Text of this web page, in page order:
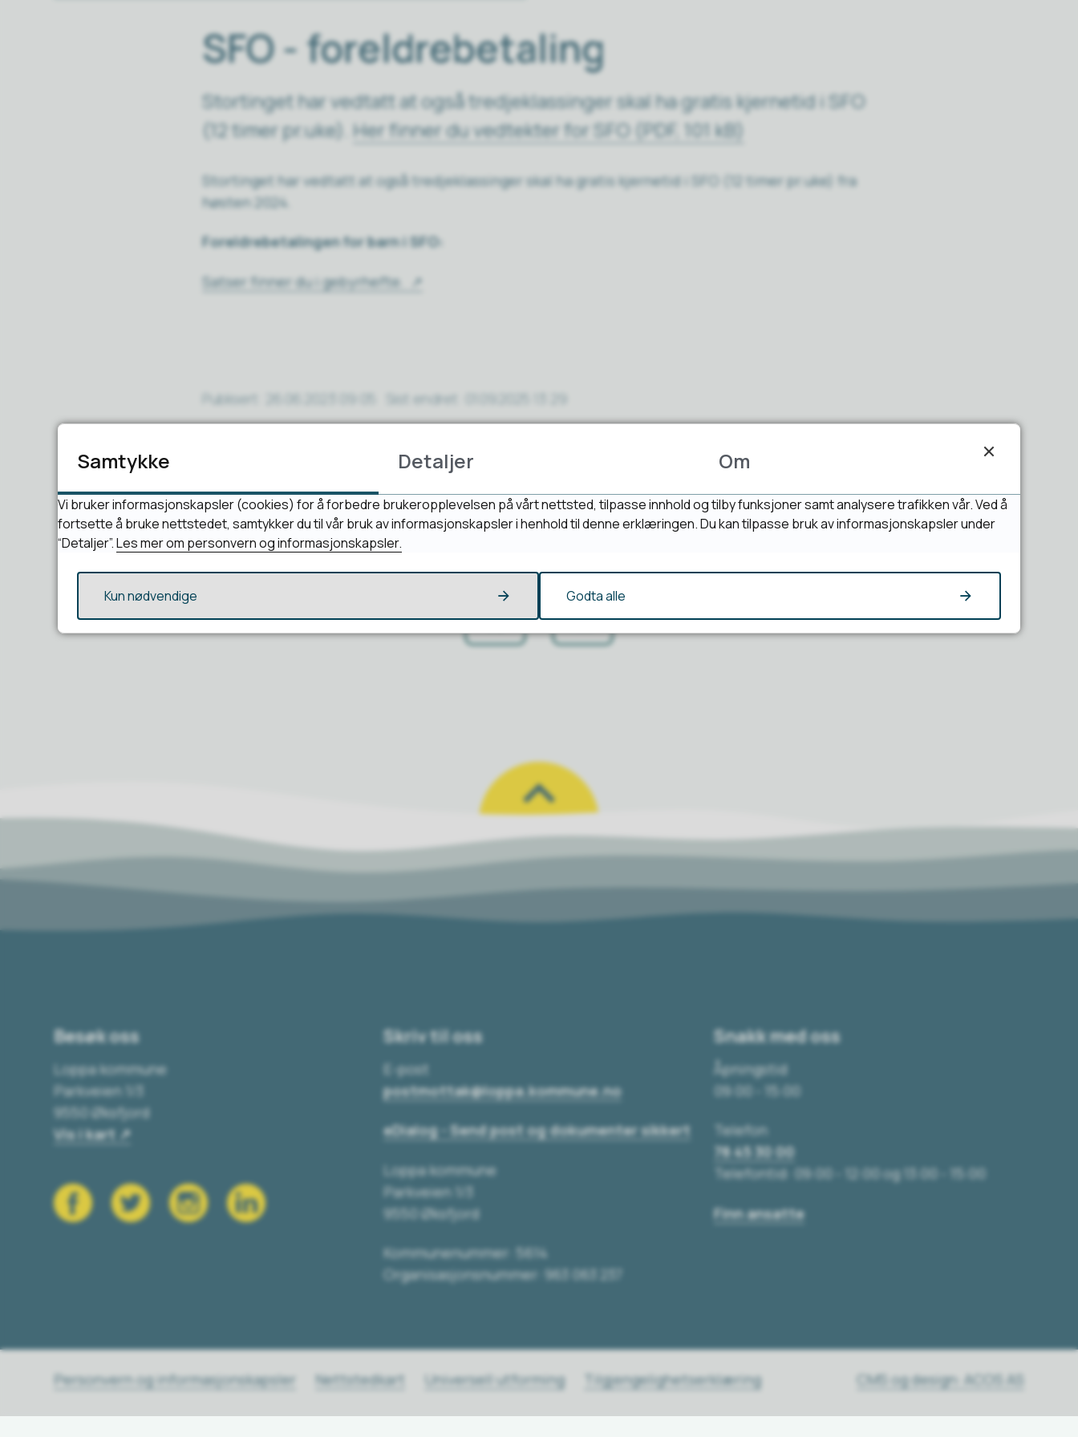
SFO - foreldrebetaling
Stortinget har vedtatt at også tredjeklassinger skal ha gratis kjernetid i SFO
(12 timer pr.uke). Her finner du vedtekter for SFO (PDF, 101 kB)
Stortinget har vedtatt at også tredjeklassinger skal ha gratis kjernetid i SFO (12 timer pr.uke) fra
høsten 2024.
Foreldrebetalingen for barn i SFO:
Satser finner du i gebyrhefte.
Publisert 26.06.2023 09:05 Sist endret
Fant du det du lette etter?
Ja Nei
Besøk oss
Loppa kommune
Parkveien 1/3
9550 Øksfjord
Vis i kart
Skriv til oss
E-post
postmottak@loppa.kommune.no
eDialog - Send post og dokumenter sikkert
Loppa kommune
Parkveien 1/3
9550 Øksfjord
Kommunenummer: 5614
Organisasjonsnummer: 963 063 237
Snakk med oss
Åpningstid
09:00 - 15:00
Telefon
78 45 30 00
Telefontid: 09:00 - 12:00 og 13:00 - 15:00
Finn ansatte
Personvern og informasjonskapsler CMS og design: ACOS AS
Nettstedkart Universell utforming Tilgjengelighetserklæring
Samtykke Detaljer Om
Vi bruker informasjonskapsler (cookies) for å forbedre brukeropplevelsen på vårt nettsted, tilpasse innhold og tilby funksjoner samt analysere trafikken vår. Ved å
fortsette å bruke nettstedet, samtykker du til vår bruk av informasjonskapsler i henhold til denne erklæringen. Du kan tilpasse bruk av informasjonskapsler under
“Detaljer”.Les mer om personvern og informasjonskapsler.
Kun nødvendige Godta alle